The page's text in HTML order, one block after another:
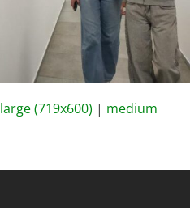
large (719x600) | medium